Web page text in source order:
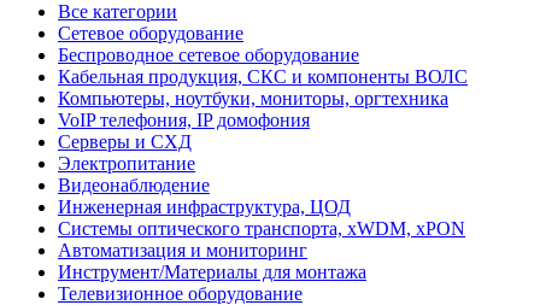
Все категории
Сетевое оборудование
Беспроводное сетевое оборудование
Кабельная продукция, СКС и компоненты ВОЛС
Компьютеры, ноутбуки, мониторы, оргтехника
VoIP телефония, IP домофония
Серверы и СХД
Электропитание
Видеонаблюдение
Инженерная инфраструктура, ЦОД
Системы оптического транспорта, xWDM, xPON
Автоматизация и мониторинг
Инструмент/Материалы для монтажа
Телевизионное оборудование